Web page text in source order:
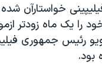
کادر رهبری ایران
۹۸
خواستارآن
را يک ماه زودتر
رئيس جمهوری
بود.